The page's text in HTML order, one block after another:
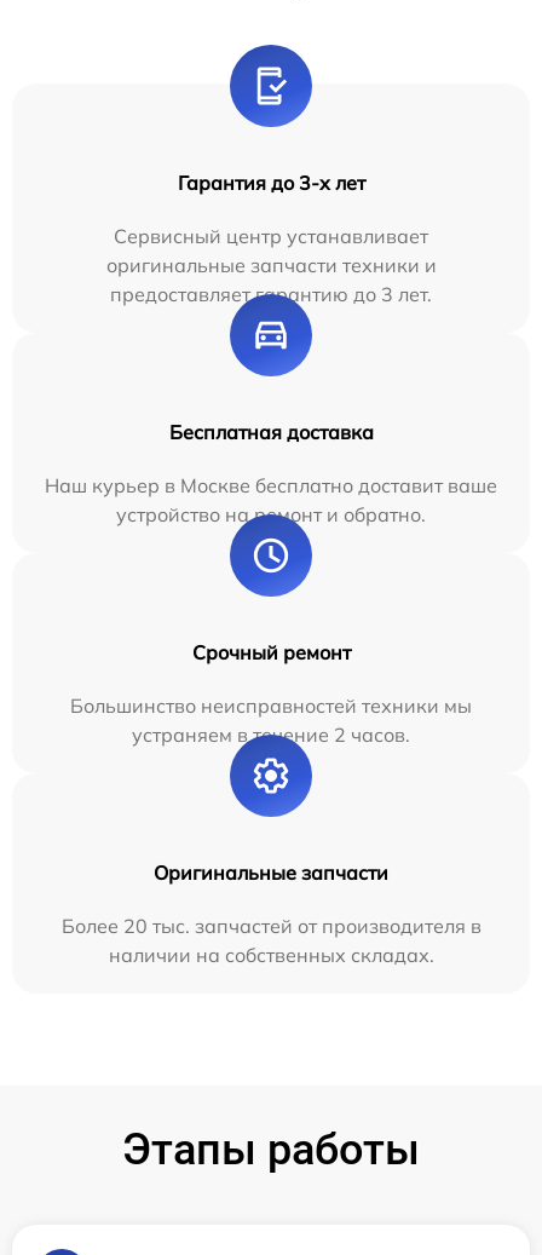
Гарантия до 3-х лет
Сервисный центр устанавливает
оригинальные запчасти техники и
предоставляет гарантию до 3 лет.
Бесплатная доставка
Наш курьер в Москве бесплатно доставит ваше
устройство на ремонт и обратно.
Срочный ремонт
Большинство неисправностей техники мы
устраняем в течение 2 часов.
Оригинальные запчасти
Более 20 тыс. запчастей от производителя в
наличии на собственных складах.
Этапы работы